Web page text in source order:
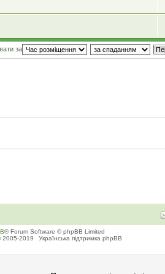
за
® Forum Software © phpBB Limited
2005-2019
Українська підтримка phpBB